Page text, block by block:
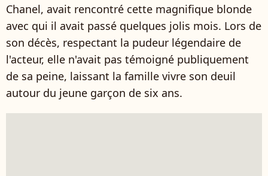
Chanel, avait rencontré cette magnifique blonde
avec qui il avait passé quelques jolis mois. Lors de
son décès, respectant la pudeur légendaire de
l'acteur, elle n'avait pas témoigné publiquement
de sa peine, laissant la famille vivre son deuil
autour du jeune garçon de six ans.